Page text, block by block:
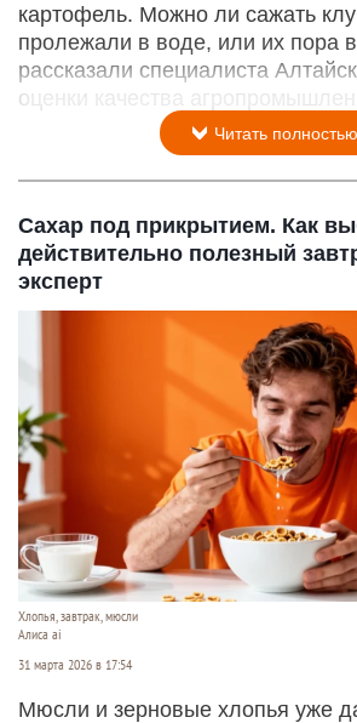
картофель. Можно ли сажать
пролежали в воде, или их пора
рассказали специалиста
оценки качества
Читать полностью
Сахар под прикрытием. Как
действительно полезный
эксперт
Хлопья, завтрак, мюсли
Алиса ai
31 марта 2026 в 17:54
Мюсли и зерновые хлопья уже